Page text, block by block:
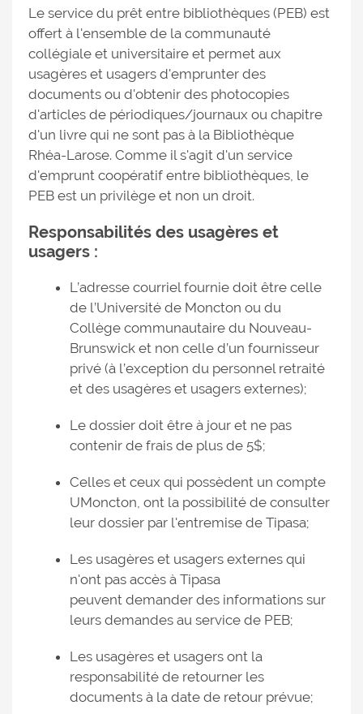
Le service du prêt entre bibliothèques (PEB) est
offert à l'ensemble de la communauté
collégiale et universitaire et permet aux
usagères et usagers d'emprunter des
documents ou d'obtenir des photocopies
d'articles de périodiques/journaux ou chapitre
d'un livre qui ne sont pas à la Bibliothèque
Rhéa-Larose. Comme il s'agit d'un service
d'emprunt coopératif entre bibliothèques, le
PEB est un privilège et non un droit.
Responsabilités des usagères et
usagers :
L’adresse courriel fournie doit être celle
de l’Université de Moncton ou du
Collège communautaire du Nouveau-
Brunswick et non celle d’un fournisseur
privé (à l’exception du personnel retraité
et des usagères et usagers externes);
Le dossier doit être à jour et ne pas
contenir de frais de plus de 5$;
Celles et ceux qui possèdent un compte
UMoncton, ont la possibilité de consulter
leur dossier par l'entremise de Tipasa;
Les usagères et usagers externes qui
n'ont pas accès à Tipasa
peuvent demander des informations sur
leurs demandes au service de PEB;
Les usagères et usagers ont la
responsabilité de retourner les
documents à la date de retour prévue;